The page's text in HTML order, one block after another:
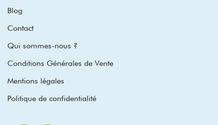
Blog
Contact
Qui sommes-nous ?
Conditions Générales de Vente
Mentions légales
Politique de confidentialité